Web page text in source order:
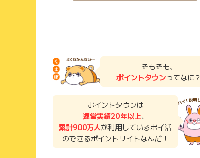
そもそも、
ポイントタウンってなに？
ポイントタウンは
運営実績20年以上、
累計900万人が利用しているポイ活
のできるポイントサイトなんだ！